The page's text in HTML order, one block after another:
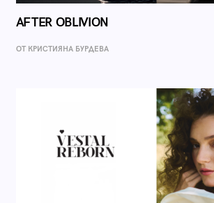
AFTER OBLIVION
ОТ КРИСТИЯНА БУРДЕВА